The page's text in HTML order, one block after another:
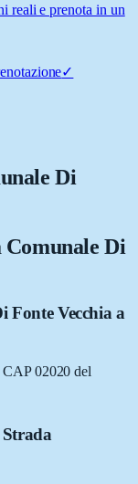
reali e prenota in un
✓
Di
Comunale Di
Fonte Vecchia a
02020 del